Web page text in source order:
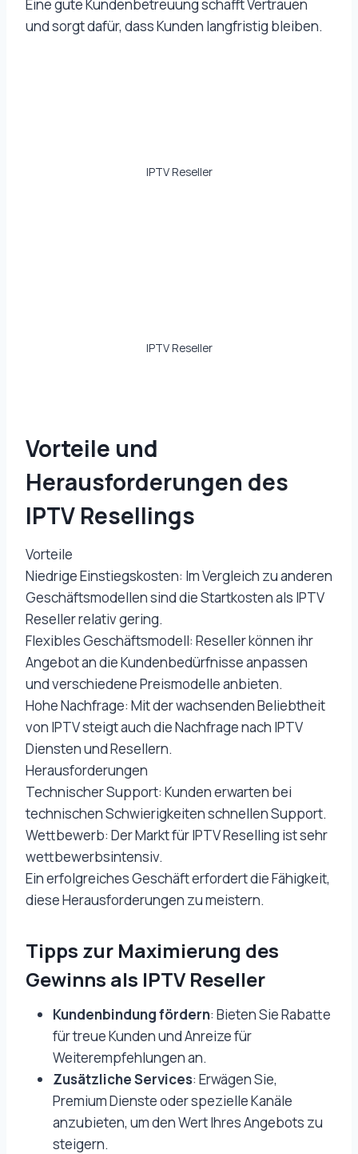
Eine gute Kundenbetreuung schafft Vertrauen
und sorgt dafür, dass Kunden langfristig bleiben.
IPTV Reseller
IPTV Reseller
Vorteile und
Herausforderungen des
IPTV Resellings
Vorteile
Niedrige Einstiegskosten: Im Vergleich zu anderen
Geschäftsmodellen sind die Startkosten als IPTV
Reseller relativ gering.
Flexibles Geschäftsmodell: Reseller können ihr
Angebot an die Kundenbedürfnisse anpassen
und verschiedene Preismodelle anbieten.
Hohe Nachfrage: Mit der wachsenden Beliebtheit
von IPTV steigt auch die Nachfrage nach IPTV
Diensten und Resellern.
Herausforderungen
Technischer Support: Kunden erwarten bei
technischen Schwierigkeiten schnellen Support.
Wettbewerb: Der Markt für IPTV Reselling ist sehr
wettbewerbsintensiv.
Ein erfolgreiches Geschäft erfordert die Fähigkeit,
diese Herausforderungen zu meistern.
Tipps zur Maximierung des
Gewinns als IPTV Reseller
Kundenbindung fördern: Bieten Sie Rabatte
für treue Kunden und Anreize für
Weiterempfehlungen an.
Zusätzliche Services: Erwägen Sie,
Premium Dienste oder spezielle Kanäle
anzubieten, um den Wert Ihres Angebots zu
steigern.